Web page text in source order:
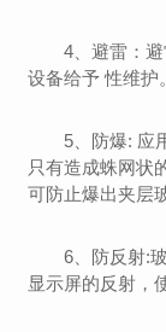
4、避雷：
设备给予 性维护。
5、防爆: 应
只有造成蛛网状
可防止爆出夹层
6、防反射:
显示屏的反射，